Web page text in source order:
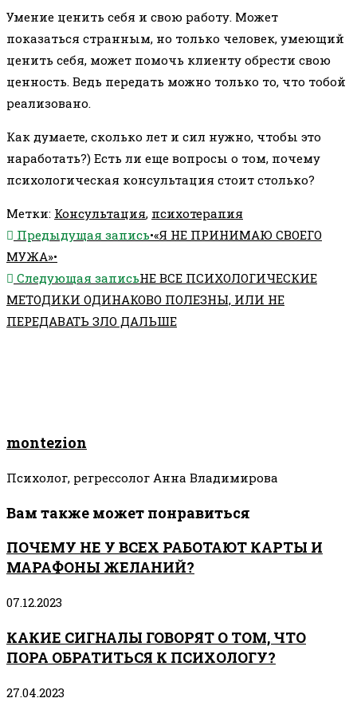
Умение ценить себя и свою работу. Может
показаться странным, но только человек, умеющий
ценить себя, может помочь клиенту обрести свою
ценность. Ведь передать можно только то, что тобой
реализовано.
Как думаете, сколько лет и сил нужно, чтобы это
наработать?) Есть ли еще вопросы о том, почему
психологическая консультация стоит столько?
Метки: Консультация, психотерапия
Еще
статьи
Предыдущая запись•«Я НЕ ПРИНИМАЮ СВОЕГО
МУЖА»•
Следующая записьНЕ ВСЕ ПСИХОЛОГИЧЕСКИЕ
МЕТОДИКИ ОДИНАКОВО ПОЛЕЗНЫ, ИЛИ НЕ
ПЕРЕДАВАТЬ ЗЛО ДАЛЬШЕ
montezion
Психолог, регрессолог Анна Владимирова
Вам также может понравиться
ПОЧЕМУ НЕ У ВСЕХ РАБОТАЮТ КАРТЫ И
МАРАФОНЫ ЖЕЛАНИЙ?
07.12.2023
КАКИЕ СИГНАЛЫ ГОВОРЯТ О ТОМ, ЧТО
ПОРА ОБРАТИТЬСЯ К ПСИХОЛОГУ?
27.04.2023